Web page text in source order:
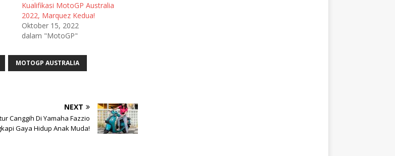
Kualifikasi MotoGP Australia
2022, Marquez Kedua!
Oktober 15, 2022
dalam "MotoGP"
MOTOGP AUSTRALIA
NEXT
Canggih Di Yamaha Fazzio
Gaya Hidup Anak Muda!